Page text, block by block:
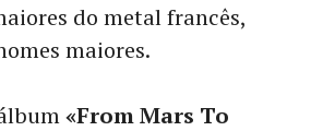
do metal francês,
maiores.
«From Mars To